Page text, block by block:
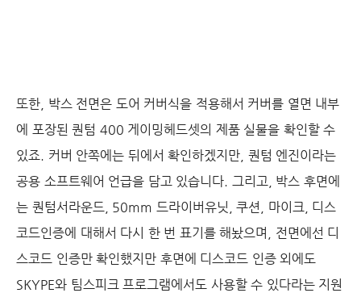
또한, 박스 전면은 도어 커버식을 적용해서 커버를 열면 내부
에 포장된 퀀텀 400 게이밍헤드셋의 제품 실물을 확인할 수
있죠. 커버 안쪽에는 뒤에서 확인하겠지만, 퀀텀 엔진이라는
공용 소프트웨어 언급을 담고 있습니다. 그리고, 박스 후면에
는 퀀텀서라운드, 50mm 드라이버유닛, 쿠션, 마이크, 디스
코드인증에 대해서 다시 한 번 표기를 해놨으며, 전면에선 디
스코드 인증만 확인했지만 후면에 디스코드 인증 외에도
SKYPE와 팀스피크 프로그램에서도 사용할 수 있다라는 지원